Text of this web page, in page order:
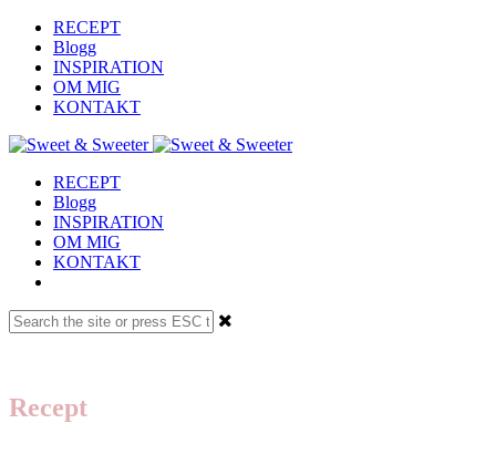
RECEPT
Blogg
INSPIRATION
OM MIG
KONTAKT
RECEPT
Blogg
INSPIRATION
OM MIG
KONTAKT
Recept